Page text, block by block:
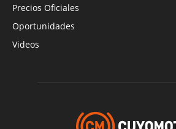
Precios Oficiales
Oportunidades
Videos